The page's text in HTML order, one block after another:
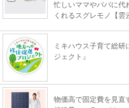
忙しいママやパパに代
くれるスグレモノ【雲
ミキハウス子育て総研
ジェクト』
物価高で固定費を見直